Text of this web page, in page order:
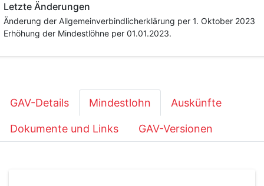
Letzte Änderungen
Änderung der Allgemeinverbindlicherklärung per 1. Oktober 2023
Erhöhung der Mindestlöhne per 01.01.2023.
GAV-Details Mindestlohn Auskünfte
Dokumente und Links GAV-Versionen